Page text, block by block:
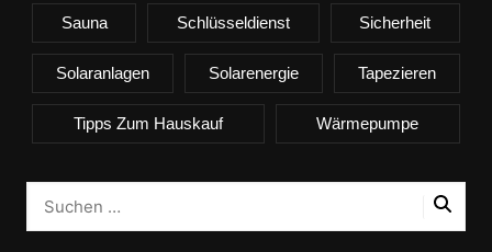
Sauna Schlüsseldienst Sicherheit
Solaranlagen Solarenergie Tapezieren
Tipps Zum Hauskauf Wärmepumpe